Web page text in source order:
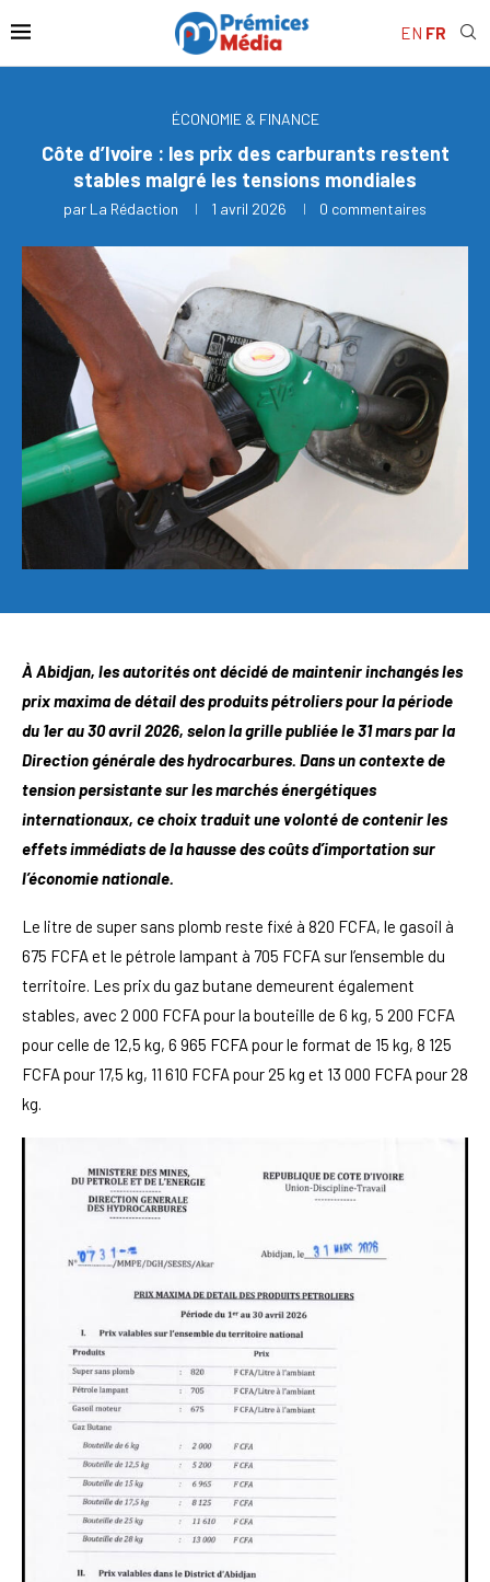
EN FR
ÉCONOMIE & FINANCE
Côte d’Ivoire : les prix des carburants restent
stables malgré les tensions mondiales
par La Rédaction 1 avril 2026 0 commentaires
À Abidjan, les autorités ont décidé de maintenir inchangés les
prix maxima de détail des produits pétroliers pour la période
du 1er au 30 avril 2026, selon la grille publiée le 31 mars par la
Direction générale des hydrocarbures. Dans un contexte de
tension persistante sur les marchés énergétiques
internationaux, ce choix traduit une volonté de contenir les
effets immédiats de la hausse des coûts d’importation sur
l’économie nationale.
Le litre de super sans plomb reste fixé à 820 FCFA, le gasoil à
675 FCFA et le pétrole lampant à 705 FCFA sur l’ensemble du
territoire. Les prix du gaz butane demeurent également
stables, avec 2 000 FCFA pour la bouteille de 6 kg, 5 200 FCFA
pour celle de 12,5 kg, 6 965 FCFA pour le format de 15 kg, 8 125
FCFA pour 17,5 kg, 11 610 FCFA pour 25 kg et 13 000 FCFA pour 28
kg.